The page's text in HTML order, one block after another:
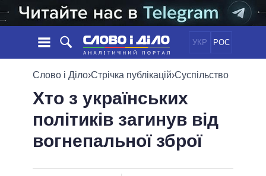
УКР РОС
НОВИНИ
СТРІЧКА
ПОДІЇ
СТАТТІ
ОГЛЯДИ
ПОЛІТИКА
ЕКОНОМІКА
СУСПІЛЬСТВО
ОБIЦЯНКИ
ПОЛIТИКИ
ПРЕЗИДЕНТ І ОФІС
Слово і Діло›Стрічка публікацій›Суспільство
Хто з українських
політиків загинув від
вогнепальної зброї